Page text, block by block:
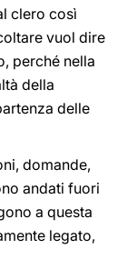
clero così
vuol dire
perché nella
della
delle
domande,
andati fuori
a questa
legato,